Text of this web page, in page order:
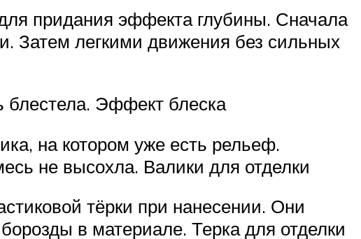
придания эффекта глубины. Сначала
Затем легкими движения без сильных
блестела. Эффект блеска
на котором уже есть рельеф.
не высохла. Валики для отделки
тёрки при нанесении. Они
в материале. Терка для отделки